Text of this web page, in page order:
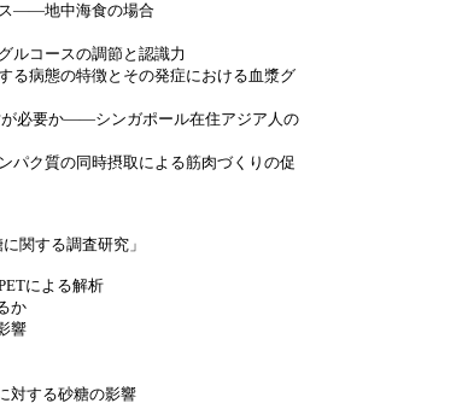
――地中海食の場合
ルコースの調節と認識力
る病態の特徴とその発症における血漿グ
必要か――シンガポール在住アジア人の
パク質の同時摂取による筋肉づくりの促
関する調査研究」
による解析
か
響
対する砂糖の影響